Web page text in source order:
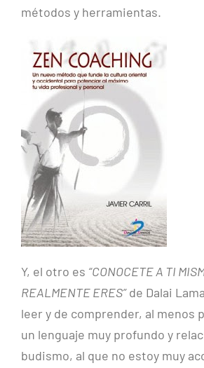
métodos y herramientas.
Y, el otro es “CONOCETE A TI
REALMENTE ERES”de Dalai
leer y de comprender, al menos
un lenguaje muy profundo y
budismo, al que no estoy muy